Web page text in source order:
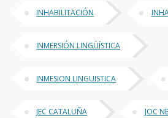
INHABILITACIÓN
INMERSIÓN LINGÜÍSTICA
INMESION LINGUISTICA
JEC CATALUÑA JOC